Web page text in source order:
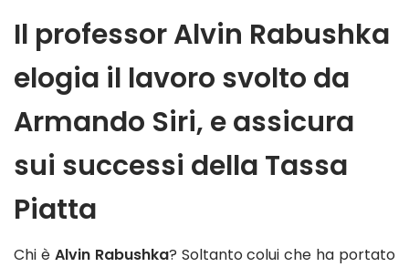
Il professor Alvin Rabushka
elogia il lavoro svolto da
Armando Siri, e assicura
sui successi della Tassa
Piatta
Chi è Alvin Rabushka? Soltanto colui che ha portato